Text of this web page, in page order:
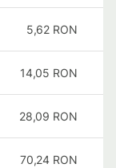
5,62 RON
14,05 RON
28,09 RON
70,24 RON